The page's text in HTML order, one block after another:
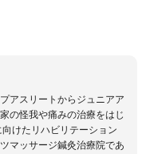
アスリートからジュニアア
の怪我や痛みの治療をはじ
けたリハビリテーション
マッサージ鍼灸治療院であ